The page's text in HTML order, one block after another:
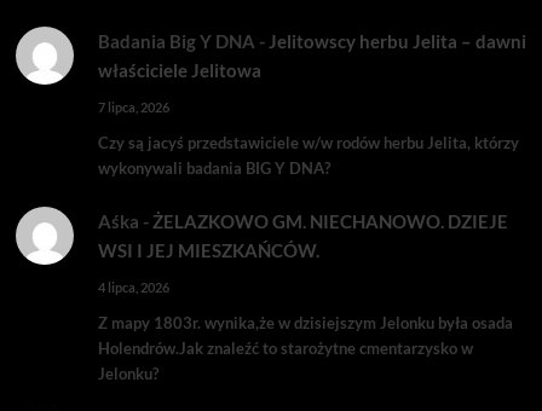
Badania Big Y DNA - Jelitowscy herbu Jelita – dawni
właściciele Jelitowa
7 lipca, 2026
Czy są jacyś przedstawiciele w/w rodów herbu Jelita, którzy
wykonywali badania BIG Y DNA?
Aśka - ŻELAZKOWO GM. NIECHANOWO. DZIEJE
WSI I JEJ MIESZKAŃCÓW.
4 lipca, 2026
Z mapy 1803r. wynika,że w dzisiejszym Jelonku była osada
Holendrów.Jak znaleźć to starożytne cmentarzysko w
Jelonku?